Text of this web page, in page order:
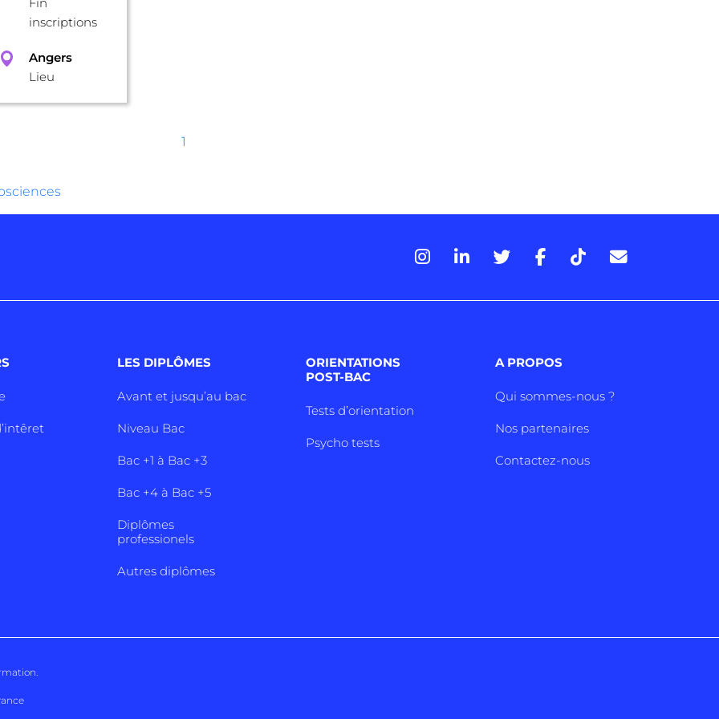
inscriptions
Angers
Lieu
1
LES DIPLÔMES
Avant et jusqu’au bac
Niveau Bac
Bac +1 à Bac +3
Bac +4 à Bac +5
Diplômes
professionels
Autres diplômes
ORIENTATIONS
POST-BAC
Tests d’orientation
Psycho tests
A PROPOS
Qui sommes-nous ?
Nos partenaires
Contactez-nous